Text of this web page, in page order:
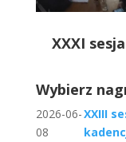
XXXI
Wybierz
2026-06-
08
XXIII